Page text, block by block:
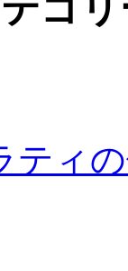
ティ